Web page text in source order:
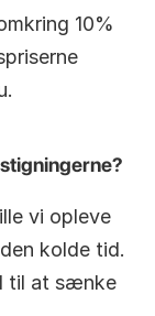
10%
vi opleve
kolde tid.
til at sænke